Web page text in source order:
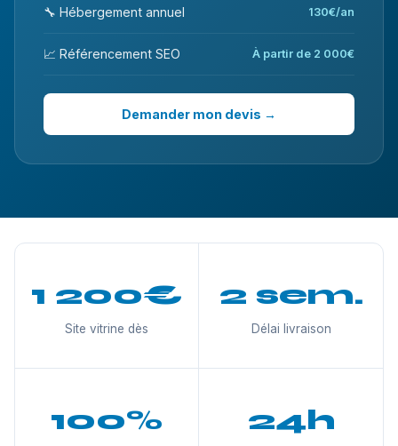
🔧 Hébergement annuel 130€/an
📈 Référencement SEO À partir de 2 000€
Demander mon devis →
1 200€
Site vitrine dès
2 sem.
Délai livraison
100% 24h